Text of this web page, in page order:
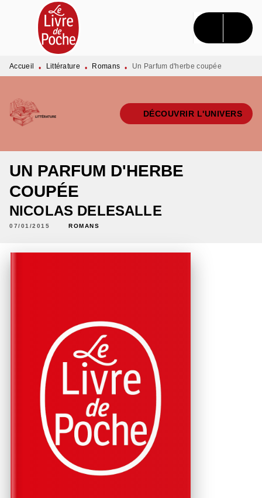
MENU RECHERCHE CONTENU
PIED DE PAGE
Accueil • Littérature • Romans • Un Parfum d'herbe coupée
DÉCOUVRIR L'UNIVERS
UN PARFUM D'HERBE
COUPÉE
NICOLAS DELESALLE
07/01/2015 ROMANS